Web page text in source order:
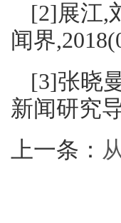
[2]展江,
闻界
[3]张晓
新闻研究
上一条：